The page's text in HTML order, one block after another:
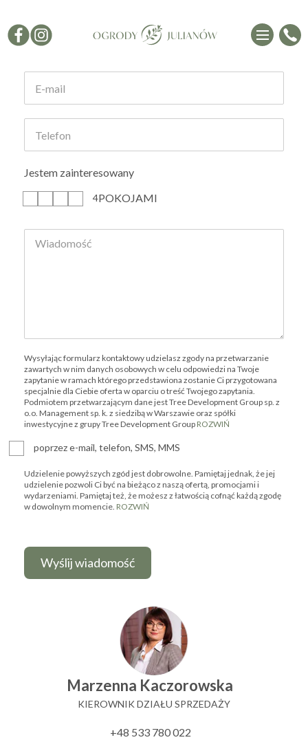
Jestem zainteresowany
4POKOJAMI
Wysyłając formularz kontaktowy udzielasz zgody na przetwarzanie
zawartych w nim danych osobowych w celu odpowiedzi na Twoje
zapytanie w ramach którego przedstawiona zostanie Ci przygotowana
specjalnie dla Ciebie oferta w oparciu o treść Twojego zapytania.
Podmiotem przetwarzającym dane jest Tree Development Group sp. z
o.o. Management sp. k. z siedzibą w Warszawie oraz spółki
inwestycyjne z grupy Tree Development Group ROZWIŃ
poprzez e-mail, telefon, SMS, MMS
Udzielenie powyższych zgód jest dobrowolne. Pamiętaj jednak, że jej
udzielenie pozwoli Ci być na bieżąco z naszą ofertą, promocjami i
wydarzeniami. Pamiętaj też, że możesz z łatwością cofnąć każdą zgodę
w dowolnym momencie. ROZWIŃ
Marzenna Kaczorowska
KIEROWNIK DZIAŁU SPRZEDAŻY
+48 533 780 022